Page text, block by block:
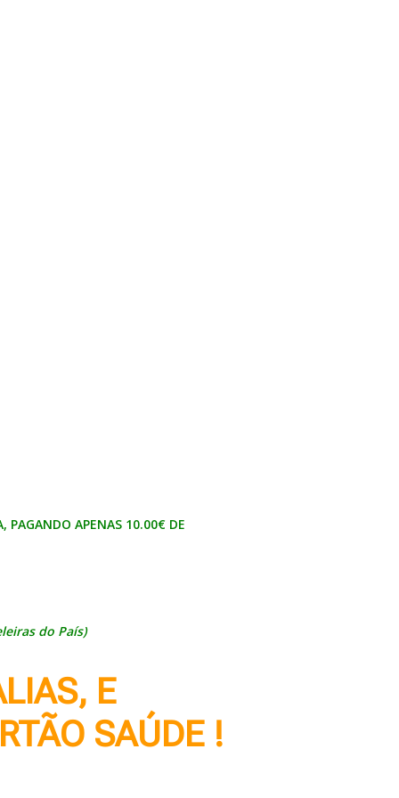
PAGANDO APENAS 10.00€ DE
do País)
E
SAÚDE !